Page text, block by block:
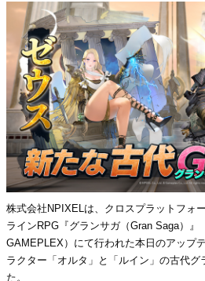
株式会社NPIXELは、クロスプラットフォ
ラインRPG『グランサガ（Gran Saga）』
GAMEPLEX）にて行われた本日のアップ
ラクター「オルタ」と「ルイン」の古代グ
た。